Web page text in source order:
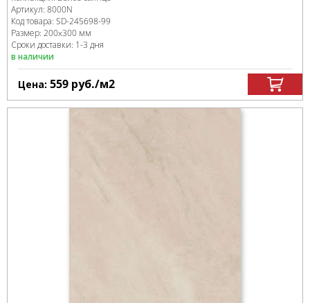
Артикул: 8000N
Код товара: SD-245698-99
Размер: 200x300 мм
Сроки доставки: 1-3 дня
в наличии
Цена: 559 руб./м2